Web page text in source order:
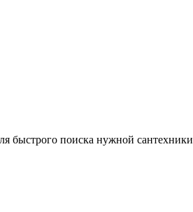
быстрого поиска нужной сантехники